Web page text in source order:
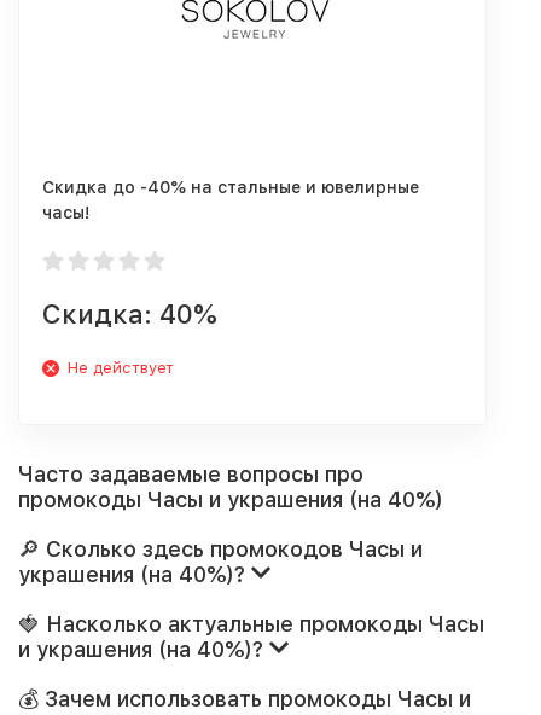
Скидка до -40% на стальные и ювелирные
часы!
Скидка: 40%
Не действует
Часто задаваемые вопросы про
промокоды Часы и украшения (на 40%)
🔎 Сколько здесь промокодов Часы и
украшения (на 40%)?
🍓 Насколько актуальные промокоды Часы
и украшения (на 40%)?
💰 Зачем использовать промокоды Часы и